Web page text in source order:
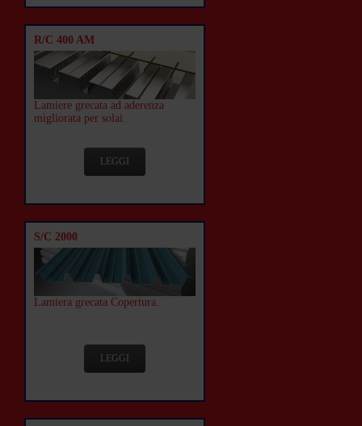
R/C 400 AM
Lamiere grecata ad aderenza
migliorata per solai.
LEGGI
S/C 2000
Lamiera grecata Copertura.
LEGGI